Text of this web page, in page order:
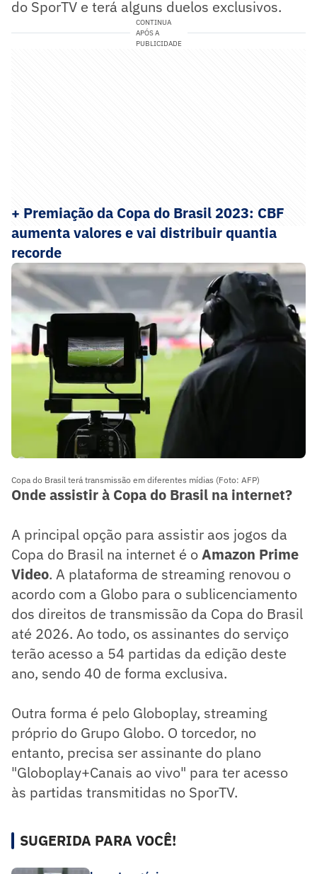
do SporTV e terá alguns duelos exclusivos.
CONTINUA
APÓS A
PUBLICIDADE
+ Premiação da Copa do Brasil 2023: CBF
aumenta valores e vai distribuir quantia
recorde
Copa do Brasil terá transmissão em diferentes mídias (Foto: AFP)
Onde assistir à Copa do Brasil na internet?
A principal opção para assistir aos jogos da
Copa do Brasil na internet é oAmazon Prime
Video. A plataforma de streaming renovou o
acordo com a Globo para o sublicenciamento
dos direitos de transmissão da Copa do Brasil
até 2026. Ao todo, os assinantes do serviço
terão acesso a 54 partidas da edição deste
ano, sendo 40 de forma exclusiva.
Outra forma é pelo Globoplay, streaming
próprio do Grupo Globo. O torcedor, no
entanto, precisa ser assinante do plano
"Globoplay+Canais ao vivo" para ter acesso
às partidas transmitidas no SporTV.
SUGERIDA PARA VOCÊ!